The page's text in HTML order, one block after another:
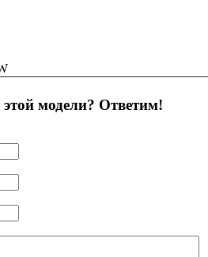
модели? Ответим!